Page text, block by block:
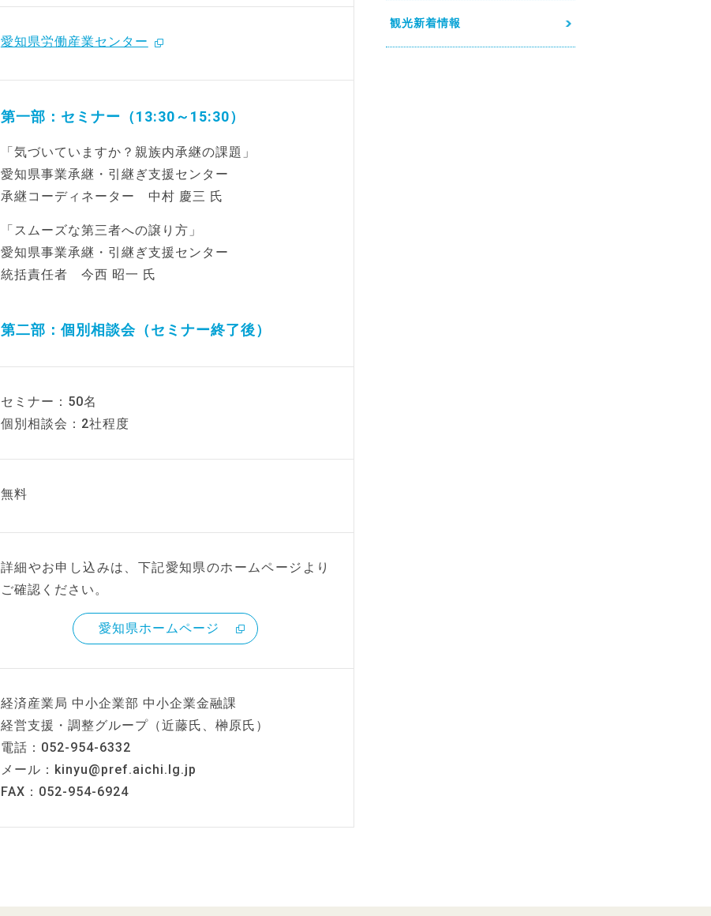
愛知県労働産業センター
第一部：セミナー（13:30～15:30）
「気づいていますか？親族内承継の課題」
愛知県事業承継・引継ぎ支援センター
承継コーディネーター 中村 慶三 氏
「スムーズな第三者への譲り方」
愛知県事業承継・引継ぎ支援センター
統括責任者 今西 昭一 氏
第二部：個別相談会（セミナー終了後）
セミナー：50名
個別相談会：2社程度
無料
詳細やお申し込みは、下記愛知県のホームページより
ご確認ください。
愛知県ホームページ
経済産業局 中小企業部 中小企業金融課
経営支援・調整グループ（近藤氏、榊原氏）
電話：052-954-6332
メール：kinyu@pref.aichi.lg.jp
FAX：052-954-6924
観光新着情報